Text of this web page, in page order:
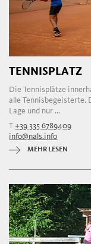
TENNISPLATZ
Die Tennisplätze
alle Tennisbegeisterte.
Lage und nur ...
T+39 335 6789409
info@nals.info
MEHR LESEN